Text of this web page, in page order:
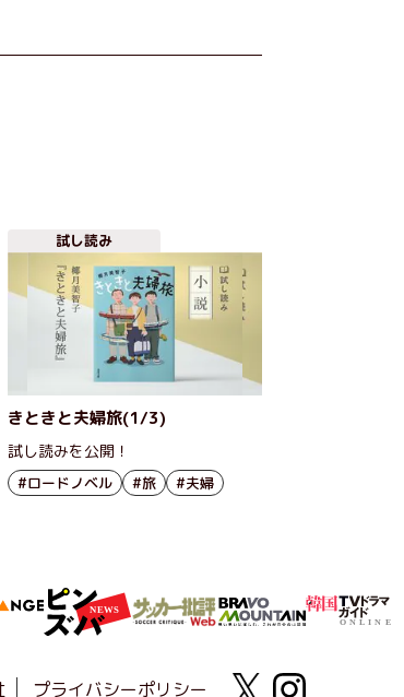
試し読み
きときと夫婦旅(1/3)
試し読みを公開！
#ロードノベル #旅 #夫婦
プライバシーポリシー